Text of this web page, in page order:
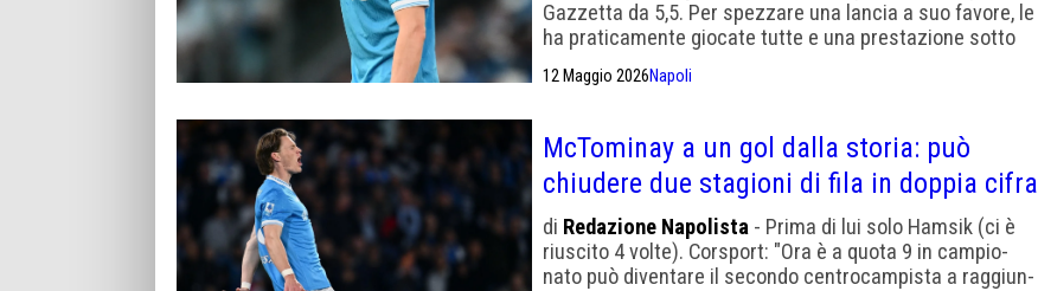
Gazzetta da 5,5. Per spezzare una lancia a suo favore, le
ha praticamente giocate tutte e una prestazione sotto
tono può capitare.
12 Maggio 2026Napoli
McTominay a un gol dalla storia: può
chiudere due stagioni di fila in doppia cifra
di Redazione Napolista - Prima di lui solo Hamsik (ci è
riuscito 4 volte). Corsport: "Ora è a quota 9 in cam­pio­
nato può diven­tare il secondo cen­tro­cam­pi­sta a rag­giun­